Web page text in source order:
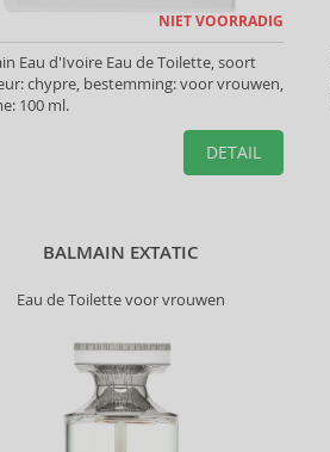
NIET VOORRADIG
Eau d'Ivoire Eau de Toilette, soort
chypre, bestemming: voor vrouwen,
100 ml.
DETAIL
BALMAIN EXTATIC
Eau de Toilette voor vrouwen